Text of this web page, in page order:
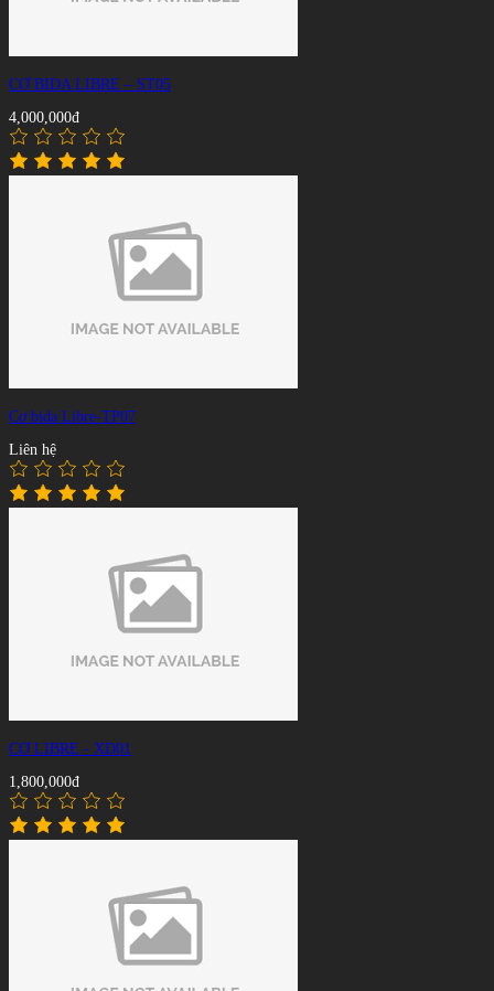
CƠ BIDA LIBRE – ST05
4,000,000đ
Cơ bida Libre-TP07
Liên hệ
CƠ LIBRE - XD01
1,800,000đ